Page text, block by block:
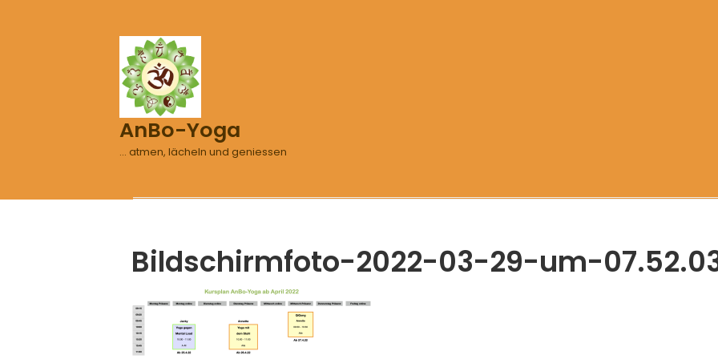
AnBo-Yoga
… atmen, lächeln und geniessen
Bildschirmfoto-2022-03-29-um-